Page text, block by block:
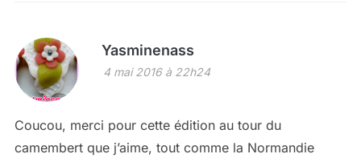
Yasminenass
4 mai 2016 à 22h24
Coucou, merci pour cette édition au tour du
camembert que j’aime, tout comme la Normandie